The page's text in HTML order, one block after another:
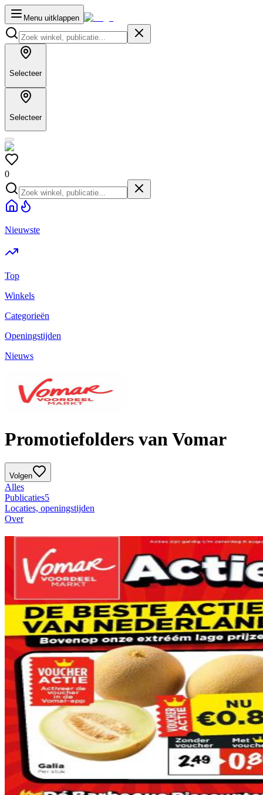
Menu uitklappen
Selecteer
Selecteer
0
Nieuwste
Top
Winkels
Categorieën
Openingstijden
Nieuws
Promotiefolders van Vomar
Volgen
Alles
Publicaties5
Locaties, openingstijden
Over